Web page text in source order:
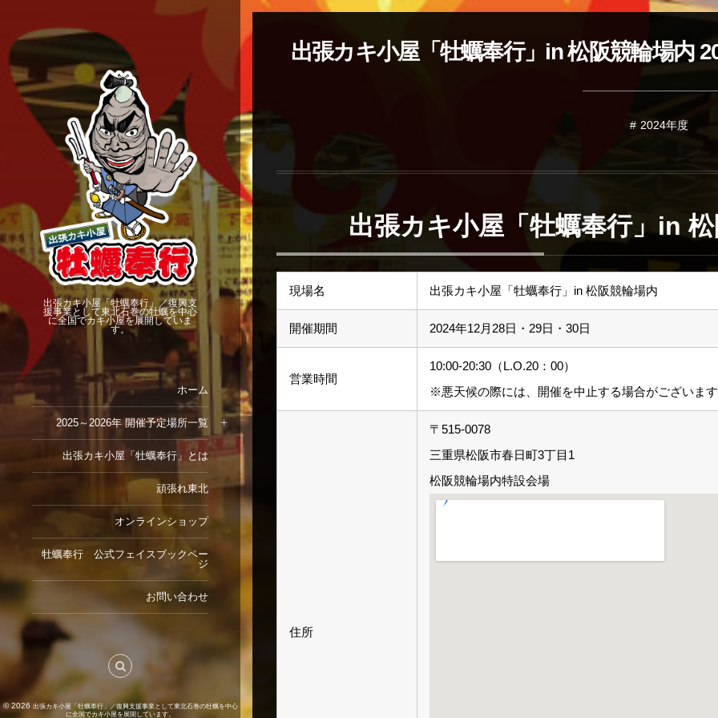
出張カキ小屋「牡蠣奉行」／復興支
援事業として東北石巻の牡蠣を中心
に全国でカキ小屋を展開していま
す。
ホーム
2025～2026年 開催予定場所一覧
出張カキ小屋「牡蠣奉行」とは
頑張れ東北
オンラインショップ
牡蠣奉行 公式フェイスブックペー
ジ
お問い合わせ
© 2026 出張カキ小屋「牡蠣奉行」／復興支援事業として東北石巻の牡蠣を中心
に全国でカキ小屋を展開しています。
出張カキ小屋「牡蠣奉行」in 松阪競輪場内
2024年度
出張カキ小屋「牡蠣奉行」in
現場名 出張カキ小屋「牡蠣奉行」in 松阪競輪場内
開催期間 2024年12月28日・29日・30日
営業時間
10:00-20:30（L.O.20：00）
※悪天候の際には、開催を中止する場合がございま
住所
〒515-0078
三重県松阪市春日町3丁目1
松阪競輪場内特設会場